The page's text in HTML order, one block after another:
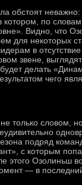
обстоят неважно:
по словам
Видно, что
для некоторых
в
звене,
делать
чего
только словом,
подряд
с которым
этого Озолиньш
— в